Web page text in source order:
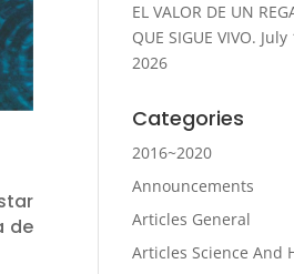
de
EL VALOR DE UN
QUE SIGUE VIVO. July
2026
Categories
2016~2020
Announcements
Articles General
Articles Science And